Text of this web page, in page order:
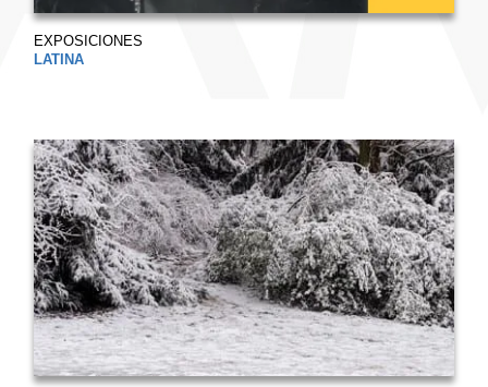
EXPOSICIONES
LATINA